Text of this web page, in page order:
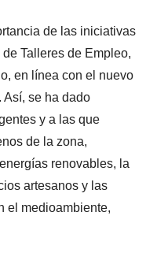
de las iniciativas
Talleres de Empleo,
en línea con el nuevo
Así, se ha dado
y a las que
de la zona,
renovables, la
artesanos y las
el medioambiente,